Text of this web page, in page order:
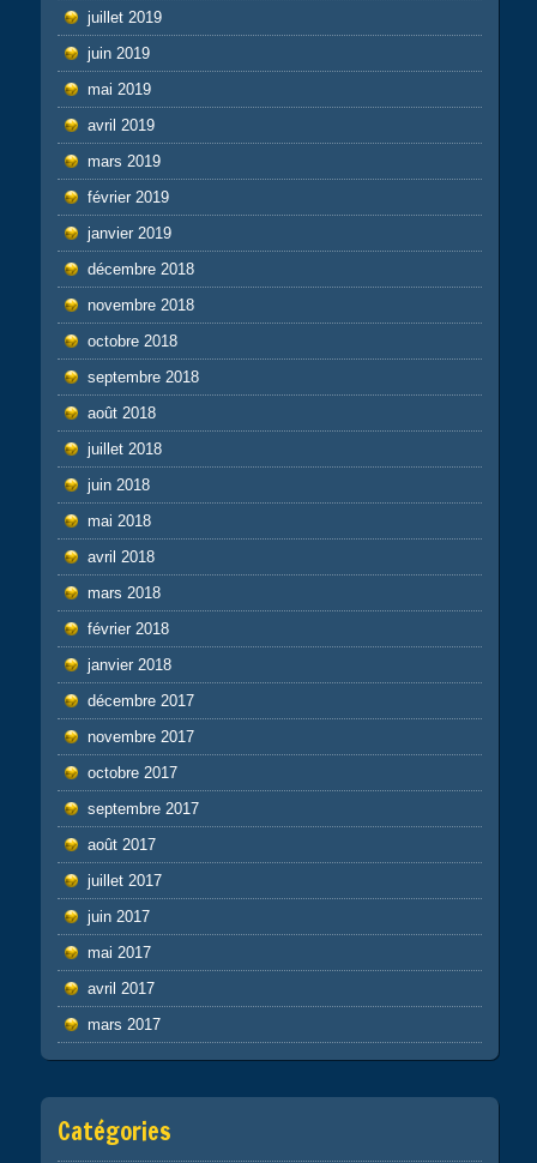
juillet 2019
juin 2019
mai 2019
avril 2019
mars 2019
février 2019
janvier 2019
décembre 2018
novembre 2018
octobre 2018
septembre 2018
août 2018
juillet 2018
juin 2018
mai 2018
avril 2018
mars 2018
février 2018
janvier 2018
décembre 2017
novembre 2017
octobre 2017
septembre 2017
août 2017
juillet 2017
juin 2017
mai 2017
avril 2017
mars 2017
Catégories